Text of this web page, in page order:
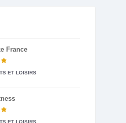
France
ET LOISIRS
ET LOISIRS